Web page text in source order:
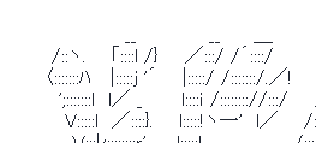
/::ヽ. 　 ｢::::l /}　　／:::/ /´::::/　　　　
〈:::::::ﾊ　 |:::::ｊ '´ 　 |:::::/ /:::::::/.／!　　
';:::::::l　l／ _　 　 l::::ｉ /:::::::://:::/　　/
V:::::l　／::::}. 　 l:::::!ヽ一'　l／ 　 /